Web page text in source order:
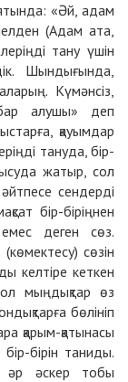
«Әй, адам
(Адам ата,
тану үшін
Шындығында,
Күмәнсіз,
алушы» деп
қауымдар
тануда, бір-
жатыр, сол
сендерді
бір-біріңнен
емес деген сөз.
сөзін
келтіре кеткен
мыңдықтар өз
бөлініп
қарым-қатынасы
бірін таниды.
әр әскер тобы